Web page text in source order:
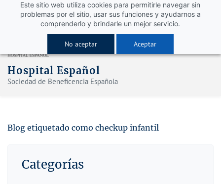
Este sitio web utiliza cookies para permitirle navegar sin
problemas por el sitio, usar sus funciones y ayudarnos a
comprenderlo y brindarle un mejor servicio.
No aceptar Aceptar
Hospital Español
Sociedad de Beneficencia Española
Blog etiquetado como checkup infantil
Categorías